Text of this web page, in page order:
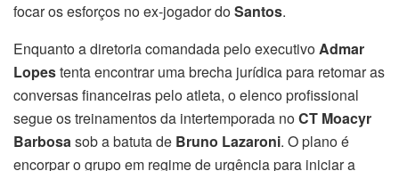
focar os esforços no ex-jogador doSantos.
Enquanto a diretoria comandada pelo executivoAdmar
Lopestenta encontrar uma brecha jurídica para retomar as
conversas financeiras pelo atleta, o elenco profissional
segue os treinamentos da intertemporada noCT Moacyr
Barbosasob a batuta de Bruno Lazaroni. O plano é
encorpar o grupo em regime de urgência para iniciar a